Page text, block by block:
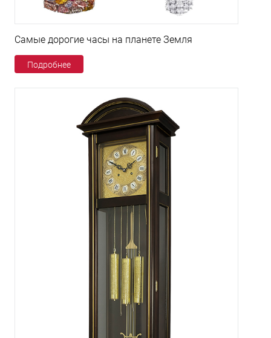
Самые дорогие часы на планете Земля
Подробнее